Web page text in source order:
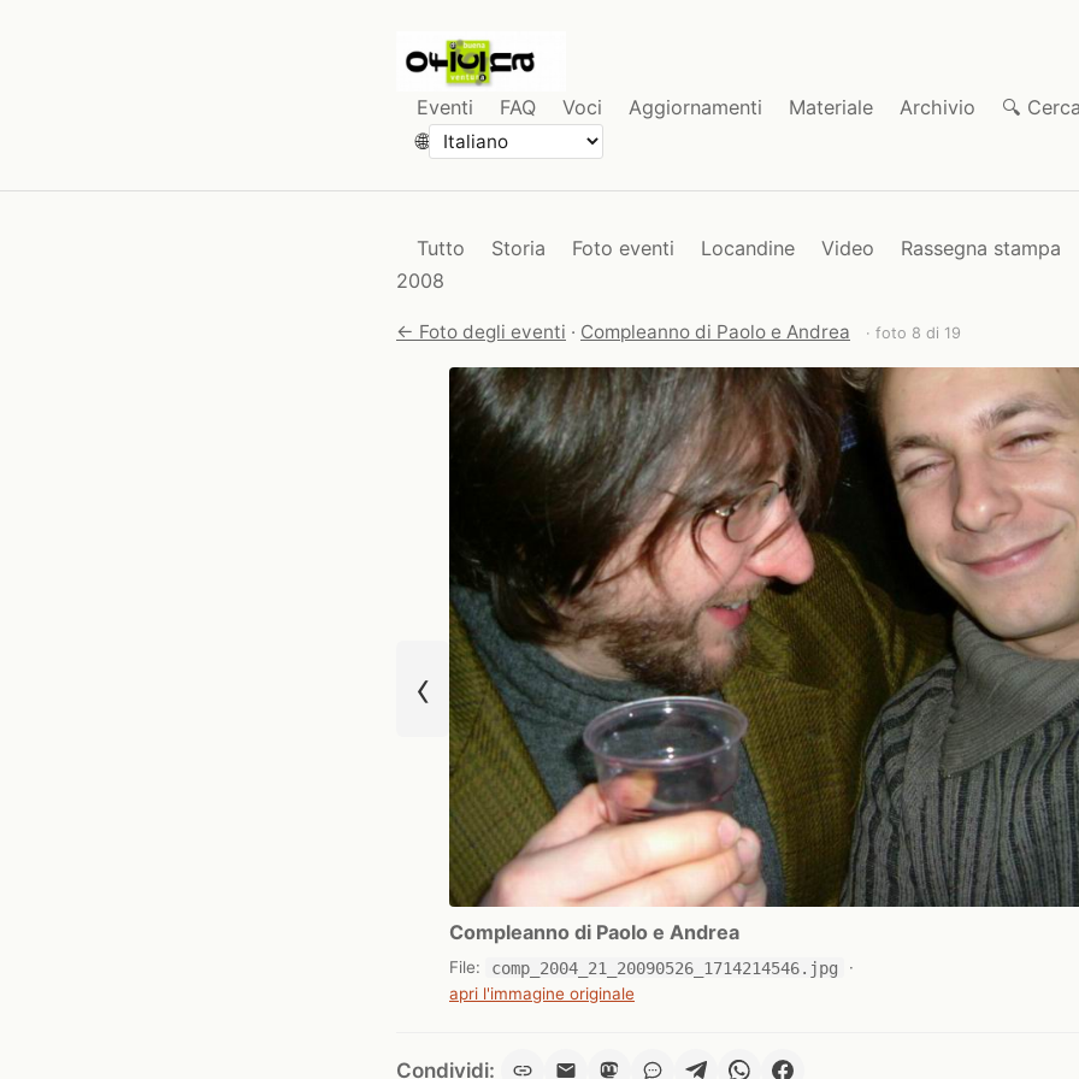
Eventi FAQ Voci Aggiornamenti Materiale Archivio
🔍
🌐
Tutto Storia Foto eventi Locandine Video
Rassegna stampa
2008
← Foto degli eventi · Compleanno di Paolo e Andrea · foto 8 di 19
‹
Compleanno di Paolo e Andrea
File: comp_2004_21_20090526_1714214546.jpg
·
apri l'immagine originale
Condividi: